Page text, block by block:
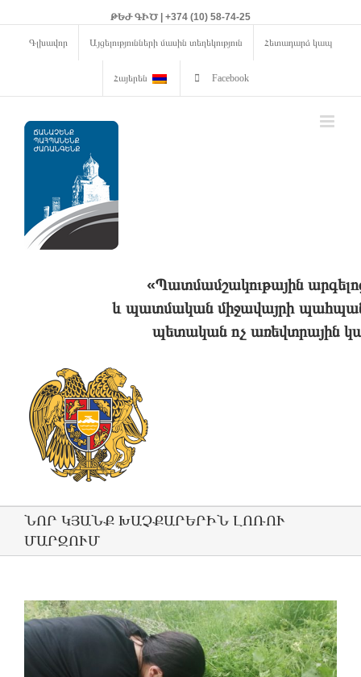
ԹԵԺ ԳԻԾ | +374 (10) 58-74-25
Գլխավոր Այցելությունների մասին տեղեկություն Հետադարձ կապ
Հայերեն Facebook
«Պատմամշակութային
և պատմական միջավայրի
պետական ոչ առեվտրային
ՆՈՐ ԿՅԱՆՔ ԽԱՉՔԱՐԵՐԻՆ ԼՈՌՈՒ
ՄԱՐԶՈՒՄ
View
Larger
Image